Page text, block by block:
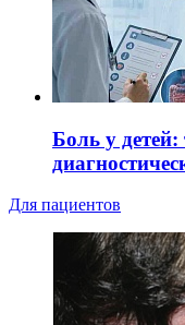
Боль у
Для пациентов